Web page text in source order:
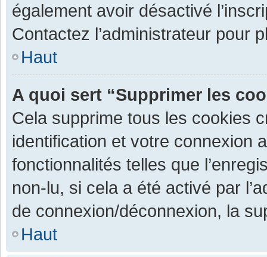
également avoir désactivé
Contactez l’administrateur pour
Haut
A quoi sert “Supprimer les
Cela supprime tous les cookies
identification et votre connexion
fonctionnalités telles que
non-lu, si cela a été activé par
de connexion/déconnexion, la
Haut